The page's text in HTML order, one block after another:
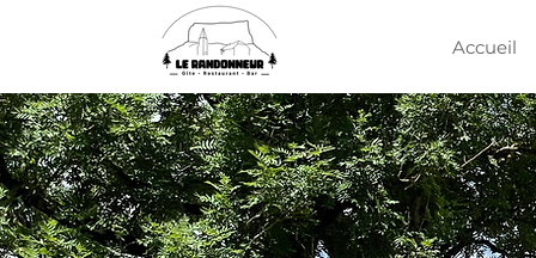
Accueil